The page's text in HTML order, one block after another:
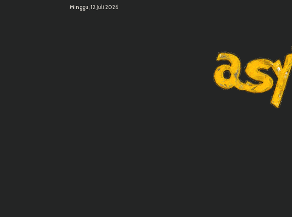
Minggu, 12 Juli 2026